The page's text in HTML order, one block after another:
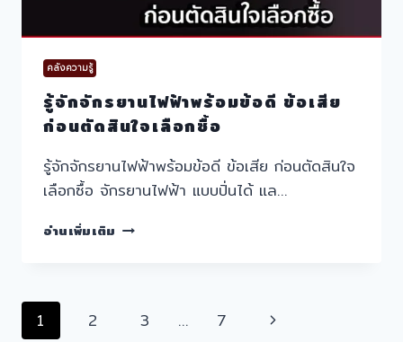
คลังความรู้
รู้จักจักรยานไฟฟ้าพร้อมข้อดี ข้อเสีย
ก่อนตัดสินใจเลือกซื้อ
รู้จักจักรยานไฟฟ้าพร้อมข้อดี ข้อเสีย ก่อนตัดสินใจ
เลือกซื้อ จักรยานไฟฟ้า แบบปั่นได้ แล…
อ่านเพิ่มเติม รู้จัก
Page
1 2 3 … 7
Next